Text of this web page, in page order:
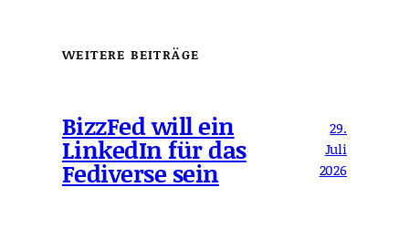
WEITERE BEITRÄGE
BizzFed will ein
LinkedIn für das
Fediverse sein
29.
Juli
2026